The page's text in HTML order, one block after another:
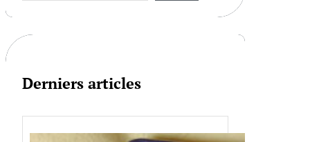
h
Derniers articles